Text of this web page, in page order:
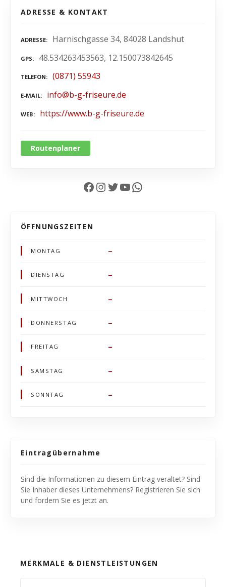
ADRESSE & KONTAKT
ADRESSE Harnischgasse 34, 84028 Landshut
GPS 48.534263453563, 12.150073842645
TELEFON (0871) 55943
E-MAIL info@b-g-friseure.de
WEB https://www.b-g-friseure.de
Routenplaner
Facebook InstagramTwitter YouTube WhatsApp
ÖFFNUNGSZEITEN
MONTAG –
DIENSTAG –
MITTWOCH –
DONNERSTAG –
FREITAG –
SAMSTAG –
SONNTAG –
Eintragübernahme
Sind die Informationen zu diesem Eintrag veraltet? Sind
Sie Inhaber dieses Unternehmens? Registrieren Sie sich
und fordern Sie es jetzt an.
MERKMALE & DIENSTLEISTUNGEN